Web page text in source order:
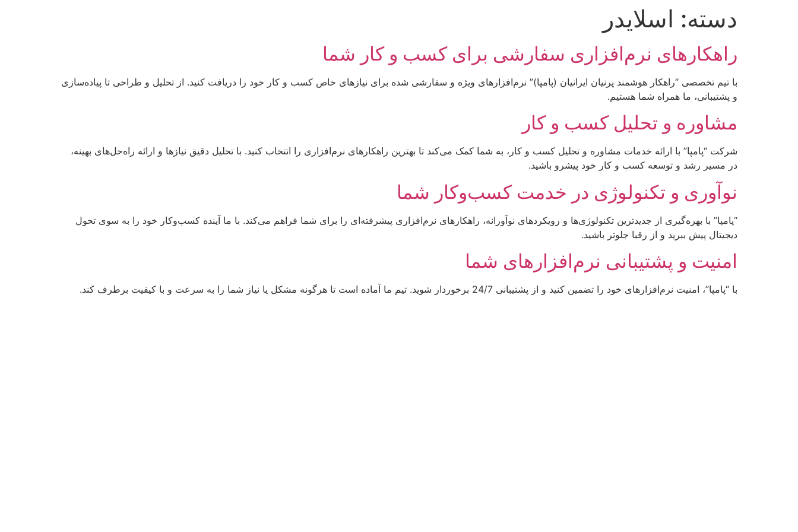
دسته: اسلایدر
راهکارهای نرم‌افزاری سفارشی برای کسب و کار شما
با تیم تخصصی “راهکار هوشمند پرنیان ایرانیان (پامپا)” نرم‌افزارهای ویژه و سفارشی شده برای نیازهای خاص کسب و کار خود را دریافت کنید. از تحلیل و طراحی تا پیاده‌سازی
و پشتیبانی، ما همراه شما هستیم.
مشاوره و تحلیل کسب و کار
شرکت “پامپا” با ارائه خدمات مشاوره و تحلیل کسب و کار، به شما کمک می‌کند تا بهترین راهکارهای نرم‌افزاری را انتخاب کنید. با تحلیل دقیق نیازها و ارائه راه‌حل‌های بهینه،
در مسیر رشد و توسعه کسب و کار خود پیشرو باشید.
نوآوری و تکنولوژی در خدمت کسب‌وکار شما
“پامپا” با بهره‌گیری از جدیدترین تکنولوژی‌ها و رویکردهای نوآورانه، راهکارهای نرم‌افزاری پیشرفته‌ای را برای شما فراهم می‌کند. با ما آینده کسب‌وکار خود را به سوی تحول
دیجیتال پیش ببرید و از رقبا جلوتر باشید.
امنیت و پشتیبانی نرم‌افزارهای شما
با “پامپا”، امنیت نرم‌افزارهای خود را تضمین کنید و از پشتیبانی 24/7 برخوردار شوید. تیم ما آماده است تا هرگونه مشکل یا نیاز شما را به سرعت و با کیفیت برطرف کند.